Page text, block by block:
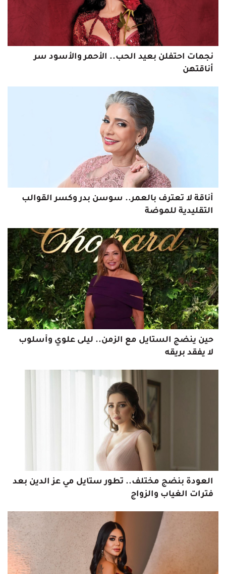
نجمات احتفلن بعيد الحب.. الأحمر والأسود سر
أناقتهن
أناقة لا تعترف بالعمر.. سوسن بدر وكسر القوالب
التقليدية للموضة
حين ينضج الستايل مع الزمن.. ليلى علوي وأسلوب
لا يفقد بريقه
العودة بنضج مختلف.. تطور ستايل مي عز الدين بعد
فترات الغياب والزواج